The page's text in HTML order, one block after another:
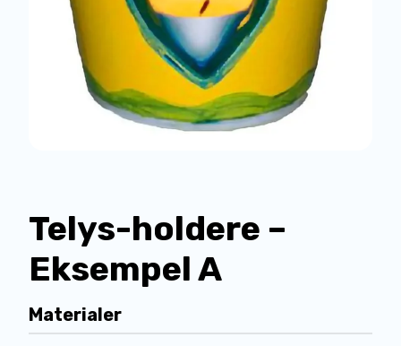
Telys-holdere –
Eksempel A
Materialer